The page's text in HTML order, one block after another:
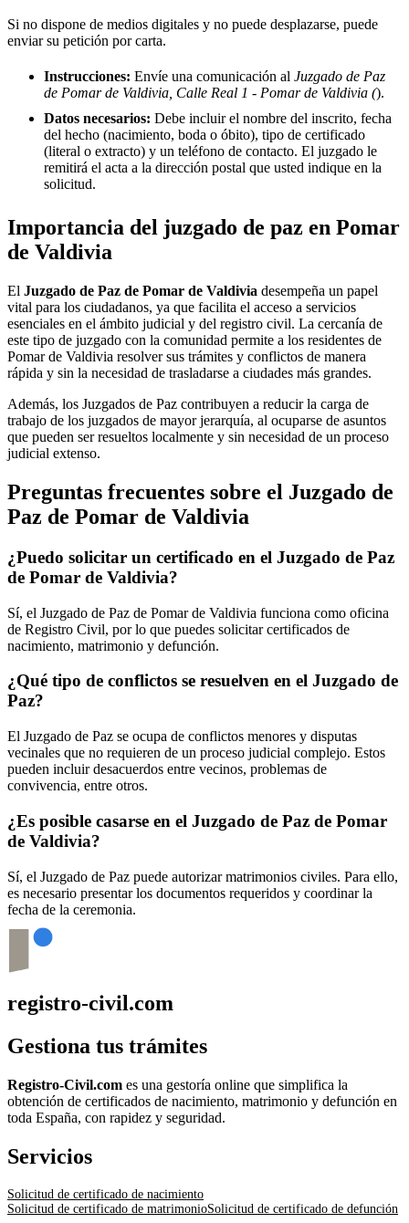
Si no dispone de medios digitales y no puede desplazarse, puede
enviar su petición por carta.
Instrucciones: Envíe una comunicación al Juzgado de Paz
de Pomar de Valdivia, Calle Real 1 - Pomar de Valdivia ().
Datos necesarios: Debe incluir el nombre del inscrito, fecha
del hecho (nacimiento, boda o óbito), tipo de certificado
(literal o extracto) y un teléfono de contacto. El juzgado le
remitirá el acta a la dirección postal que usted indique en la
solicitud.
Importancia del juzgado de paz en Pomar
de Valdivia
El Juzgado de Paz de Pomar de Valdivia desempeña un papel
vital para los ciudadanos, ya que facilita el acceso a servicios
esenciales en el ámbito judicial y del registro civil. La cercanía de
este tipo de juzgado con la comunidad permite a los residentes de
Pomar de Valdivia resolver sus trámites y conflictos de manera
rápida y sin la necesidad de trasladarse a ciudades más grandes.
Además, los Juzgados de Paz contribuyen a reducir la carga de
trabajo de los juzgados de mayor jerarquía, al ocuparse de asuntos
que pueden ser resueltos localmente y sin necesidad de un proceso
judicial extenso.
Preguntas frecuentes sobre el Juzgado de
Paz de Pomar de Valdivia
¿Puedo solicitar un certificado en el Juzgado de Paz
de Pomar de Valdivia?
Sí, el Juzgado de Paz de Pomar de Valdivia funciona como oficina
de Registro Civil, por lo que puedes solicitar certificados de
nacimiento, matrimonio y defunción.
¿Qué tipo de conflictos se resuelven en el Juzgado de
Paz?
El Juzgado de Paz se ocupa de conflictos menores y disputas
vecinales que no requieren de un proceso judicial complejo. Estos
pueden incluir desacuerdos entre vecinos, problemas de
convivencia, entre otros.
¿Es posible casarse en el Juzgado de Paz de Pomar
de Valdivia?
Sí, el Juzgado de Paz puede autorizar matrimonios civiles. Para ello,
es necesario presentar los documentos requeridos y coordinar la
fecha de la ceremonia.
registro-civil.com
Gestiona tus trámites
Registro-Civil.com es una gestoría online que simplifica la
obtención de certificados de nacimiento, matrimonio y defunción en
toda España, con rapidez y seguridad.
Servicios
Solicitud de certificado de nacimiento
Solicitud de certificado de matrimonioSolicitud de certificado de defunción